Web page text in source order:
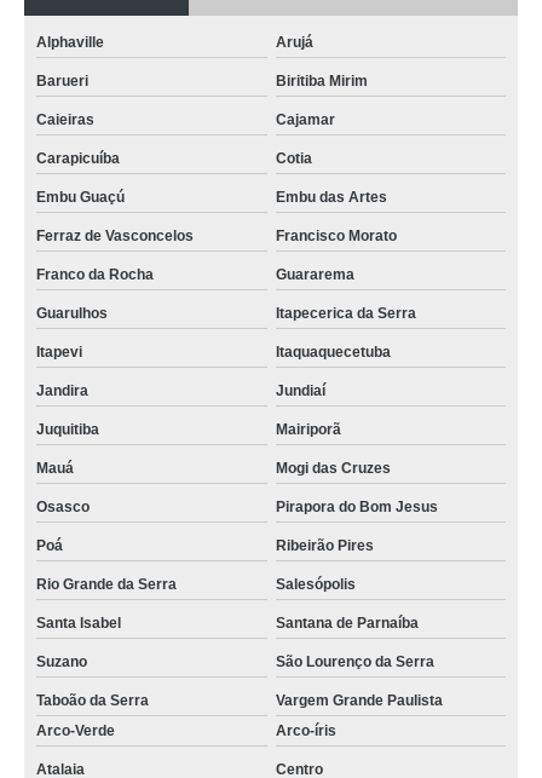
Alphaville Arujá
Barueri Biritiba Mirim
Caieiras Cajamar
Carapicuíba Cotia
Embu Guaçú Embu das Artes
Ferraz de Vasconcelos Francisco Morato
Franco da Rocha Guararema
Guarulhos Itapecerica da Serra
Itapevi Itaquaquecetuba
Jandira Jundiaí
Juquitiba Mairiporã
Mauá Mogi das Cruzes
Osasco Pirapora do Bom Jesus
Poá Ribeirão Pires
Rio Grande da Serra Salesópolis
Santa Isabel Santana de Parnaíba
Suzano São Lourenço da Serra
Taboão da Serra
Vargem Grande Paulista
Arco-Verde
Arco-íris
Atalaia Centro